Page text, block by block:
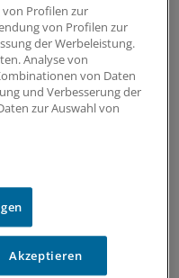
der Corona-
dargestellt und
ist in den meisten
Standard. Wie
können
Leitfaden.
von Profilen zur
von Profilen zur
der Werbeleistung.
Analyse von
von Daten
und Verbesserung der
zur Auswahl von
Akzeptieren